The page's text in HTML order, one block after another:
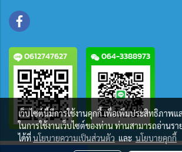
0612747627 064-3388973
เว็บไซต์นี้มีการใช้งานคุกกี้ เพื่อเพิ่มประสิทธิภาพ
ในการใช้งานเว็บไซต์ของท่าน ท่านสามารถอ่านรา
ได้ที่นโยบายความเป็นส่วนตัว และ นโยบายคุกกี้